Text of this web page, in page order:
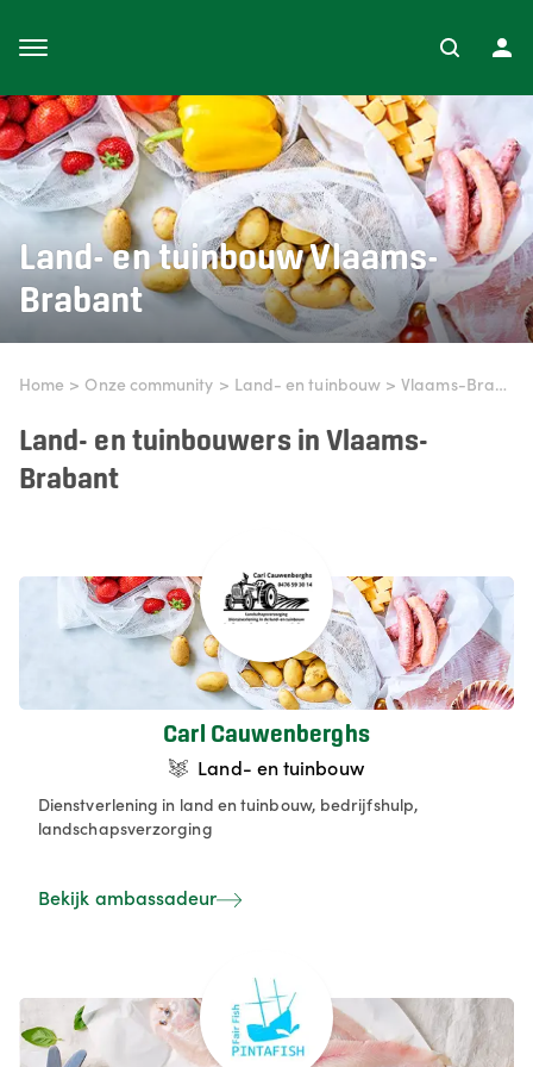
Land- en tuinbouwVlaams-
Brabant
Home > Onze community > Land- en tuinbouw > Vlaams-Brabant
Land- en tuinbouwers in Vlaams-
Brabant
Carl Cauwenberghs
Land- en tuinbouw
Dienstverlening in land en tuinbouw, bedrijfshulp,
landschapsverzorging
Bekijk ambassadeur